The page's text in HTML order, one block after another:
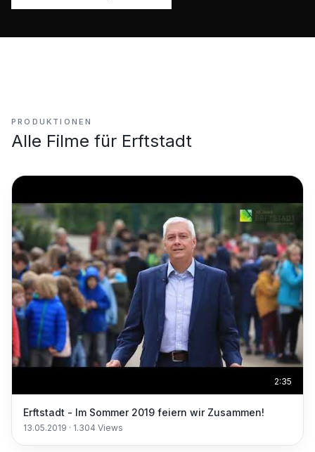
PRODUKTIONEN
Alle Filme für Erftstadt
2:35
Erftstadt - Im Sommer 2019 feiern wir Zusammen!
13.05.2019 · 1.304 Views